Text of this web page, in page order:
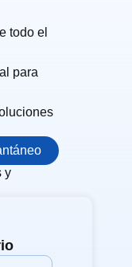
todo el
para
y